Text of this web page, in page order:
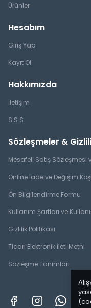
Ürünler
Hesabım
Giriş Yap
Kayıt Ol
Hakkımızda
İletişim
S.S.S
Sözleşmeler &
Mesafeli Satış
Online İade ve Değişim
Ön Bilgilendirme Formu
Kullanım Şartları ve
Gizlilik Politikası
Ticari Elektronik İleti Metni
Sözleşme Tanımları